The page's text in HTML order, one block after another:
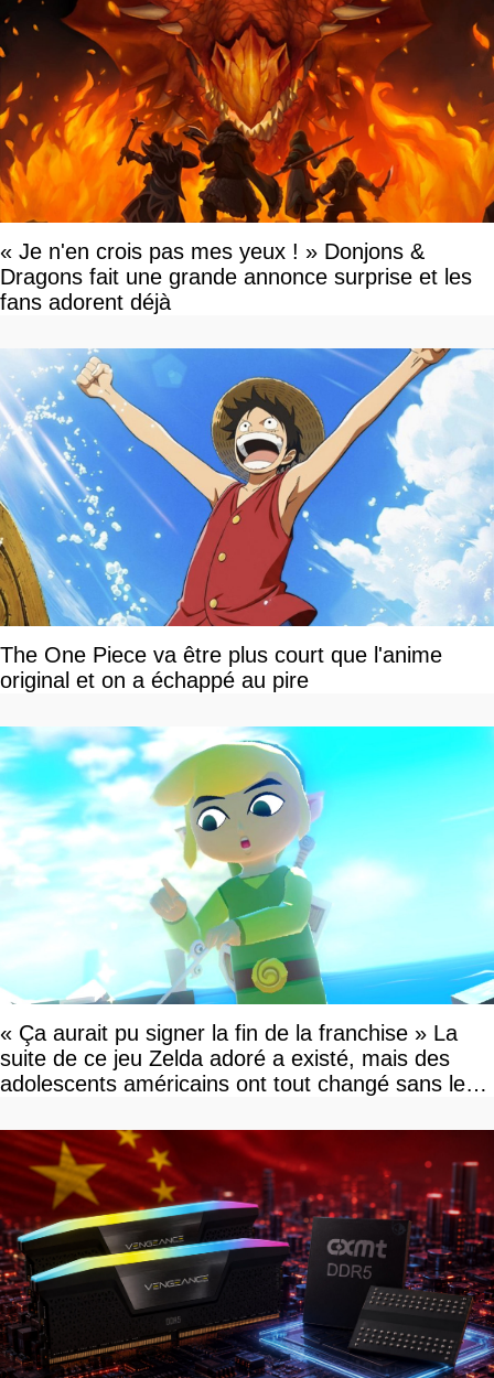
« Je n'en crois pas mes yeux ! » Donjons &
Dragons fait une grande annonce surprise et les
fans adorent déjà
The One Piece va être plus court que l'anime
original et on a échappé au pire
« Ça aurait pu signer la fin de la franchise » La
suite de ce jeu Zelda adoré a existé, mais des
adolescents américains ont tout changé sans le